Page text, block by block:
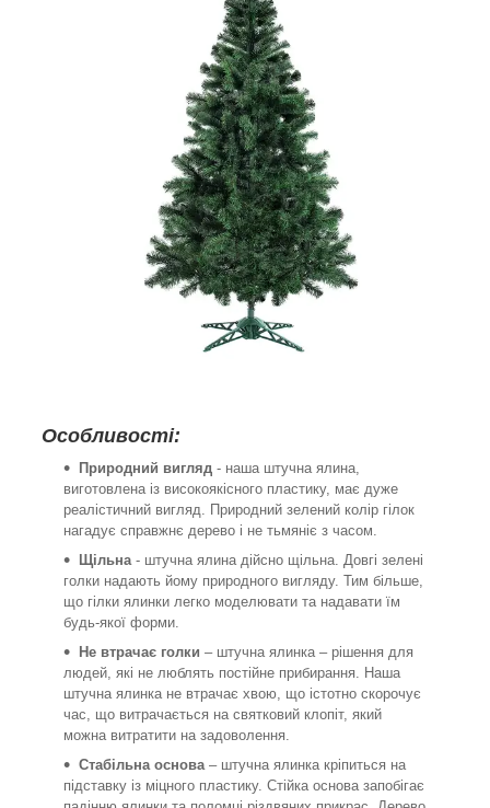
Особливості:
Природний вигляд - наша штучна ялина,
виготовлена ​​із високоякісного пластику, має дуже
реалістичний вигляд. Природний зелений колір гілок
нагадує справжнє дерево і не тьмяніє з часом.
Щільна - штучна ялина дійсно щільна. Довгі зелені
голки надають йому природного вигляду. Тим більше,
що гілки ялинки легко моделювати та надавати їм
будь-якої форми.
Не втрачає голки – штучна ялинка – рішення для
людей, які не люблять постійне прибирання. Наша
штучна ялинка не втрачає хвою, що істотно скорочує
час, що витрачається на святковий клопіт, який
можна витратити на задоволення.
Стабільна основа– штучна ялинка кріпиться на
підставку із міцного пластику. Стійка основа запобігає